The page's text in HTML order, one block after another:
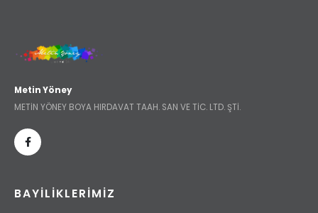
Metin Yöney
METİN YÖNEY BOYA HIRDAVAT TAAH. SAN VE TİC. LTD. ŞTİ.
BAYILIKLERIMIZ